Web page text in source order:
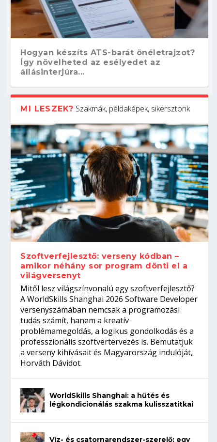
Hogyan készíts ATS-barát önéletrajzot?
Így növelheted az esélyedet az
állásinterjúra...
Kitalálod, mire használják ezeket a
gépeket?
Nem sikerült az egyetemi felvételi?
Tanulj szakmát!
Szoftverfejlesztő: verseny kódban –
amikor néhány sor program dönti el a
világversenyt...
Digitális detox – hogyan kapcsolódj ki
telefon nélkül?
MI LESZEK? Szakmák, példaképek, sikersztorik
Szoftverfejlesztő: verseny kódban –
amikor néhány sor program dönti el a
világversenyt
Mitől lesz világszínvonalú egy szoftverfejlesztő?
A WorldSkills Shanghai 2026 Software Developer
versenyszámában nemcsak a programozási
tudás számít, hanem a kreatív
problémamegoldás, a logikus gondolkodás és a
professzionális szoftvertervezés is. Bemutatjuk
a verseny kihívásait és Magyarország indulóját,
Horváth Dávidot.
WorldSkills Shanghai: a hűtés és
légkondicionálás szakma kulisszatitkai
Víz- és csatornarendszer-szerelő: egy